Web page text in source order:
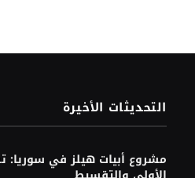
التحديثات الأخيرة
مشروع أبيات هيلز في سوريا: